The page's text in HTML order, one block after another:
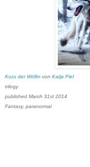
Kuss der Wölfin von Katja Piel
trilogy
published March 31st 2014
Fantasy, paranormal